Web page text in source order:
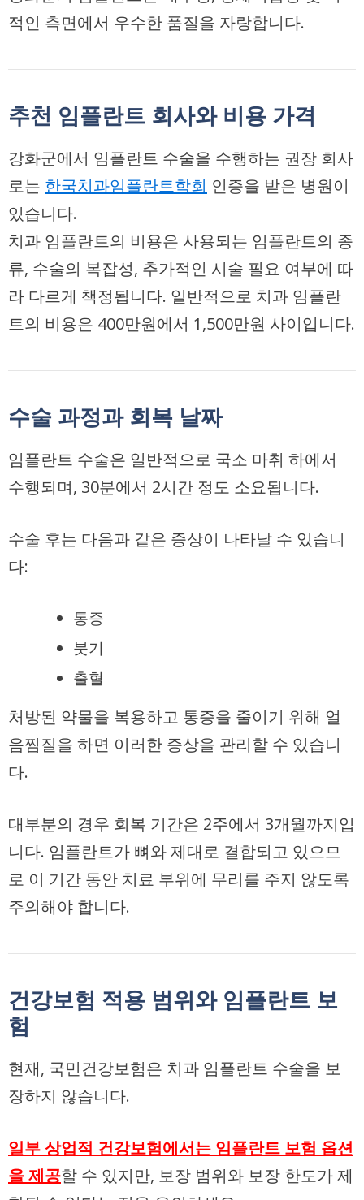
적인 측면에서 우수한 품질을 자랑합니다.
추천 임플란트 회사와 비용 가격
강화군에서 임플란트 수술을 수행하는 권장 회사
로는 한국치과임플란트학회 인증을 받은 병원이
있습니다.
치과 임플란트의 비용은 사용되는 임플란트의 종
류, 수술의 복잡성, 추가적인 시술 필요 여부에 따
라 다르게 책정됩니다. 일반적으로 치과 임플란
트의 비용은 400만원에서 1,500만원 사이입니다.
수술 과정과 회복 날짜
임플란트 수술은 일반적으로 국소 마취 하에서
수행되며, 30분에서 2시간 정도 소요됩니다.
수술 후는 다음과 같은 증상이 나타날 수 있습니
다:
통증
붓기
출혈
처방된 약물을 복용하고 통증을 줄이기 위해 얼
음찜질을 하면 이러한 증상을 관리할 수 있습니
다.
대부분의 경우 회복 기간은 2주에서 3개월까지입
니다. 임플란트가 뼈와 제대로 결합되고 있으므
로 이 기간 동안 치료 부위에 무리를 주지 않도록
주의해야 합니다.
건강보험 적용 범위와 임플란트 보
험
현재, 국민건강보험은 치과 임플란트 수술을 보
장하지 않습니다.
일부 상업적 건강보험에서는 임플란트 보험 옵션
을 제공할 수 있지만, 보장 범위와 보장 한도가 제